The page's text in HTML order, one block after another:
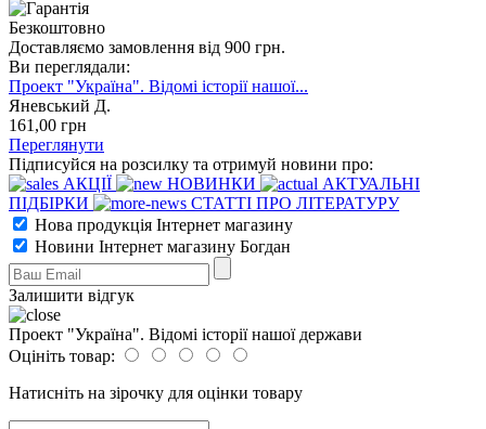
Безкоштовно
Доставляємо замовлення від 900 грн.
Ви переглядали:
Проект "Україна". Відомі історії нашої...
Яневський Д.
161 ,00 грн
Переглянути
Підписуйся на розсилку та отримуй новини про:
АКЦІЇ
НОВИНКИ
АКТУАЛЬНІ
ПІДБІРКИ
СТАТТІ ПРО ЛІТЕРАТУРУ
Нова продукція Інтернет магазину
Новини Інтернет магазину Богдан
Залишити відгук
Проект "Україна". Відомі історії нашої держави
Оцініть товар:
Натисніть на зірочку для оцінки товару